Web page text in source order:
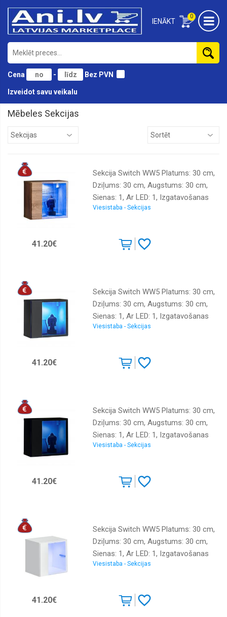
0
IENĀKT
Cena - Bez PVN
Izveidot savu veikalu
Bērnu
Dārza
Galdi
Gultas
Komplekti
Matrači
sistēmas
Plaukti
Sekcijas
Viesistaba
Virtuves
Mēbeles Sekcijas
Sekcija Switch WW5 Platums: 30 cm,
Dziļums: 30 cm, Augstums: 30 cm,
Sienas: 1, Ar LED: 1, Izgatavošanas
materiāls: LKSP + finieris + PVH,
Viesistaba - Sekcijas
41.20€
Sekcija Switch WW5 Platums: 30 cm,
Dziļums: 30 cm, Augstums: 30 cm,
Sienas: 1, Ar LED: 1, Izgatavošanas
materiāls: LKSP + finieris + PVH,
Viesistaba - Sekcijas
41.20€
Sekcija Switch WW5 Platums: 30 cm,
Dziļums: 30 cm, Augstums: 30 cm,
Sienas: 1, Ar LED: 1, Izgatavošanas
materiāls: LKSP + finieris + PVH,
Viesistaba - Sekcijas
41.20€
Sekcija Switch WW5 Platums: 30 cm,
Dziļums: 30 cm, Augstums: 30 cm,
Sienas: 1, Ar LED: 1, Izgatavošanas
materiāls: LKSP + finieris + PVH,
Viesistaba - Sekcijas
41.20€